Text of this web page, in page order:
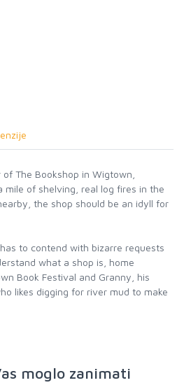
The Bookshop in Wigtown,
mile of shelving, real log fires in the
the shop should be an idyll for
to contend with bizarre requests
what a shop is, home
Book Festival and Granny, his
likes digging for river mud to make
moglo zanimati